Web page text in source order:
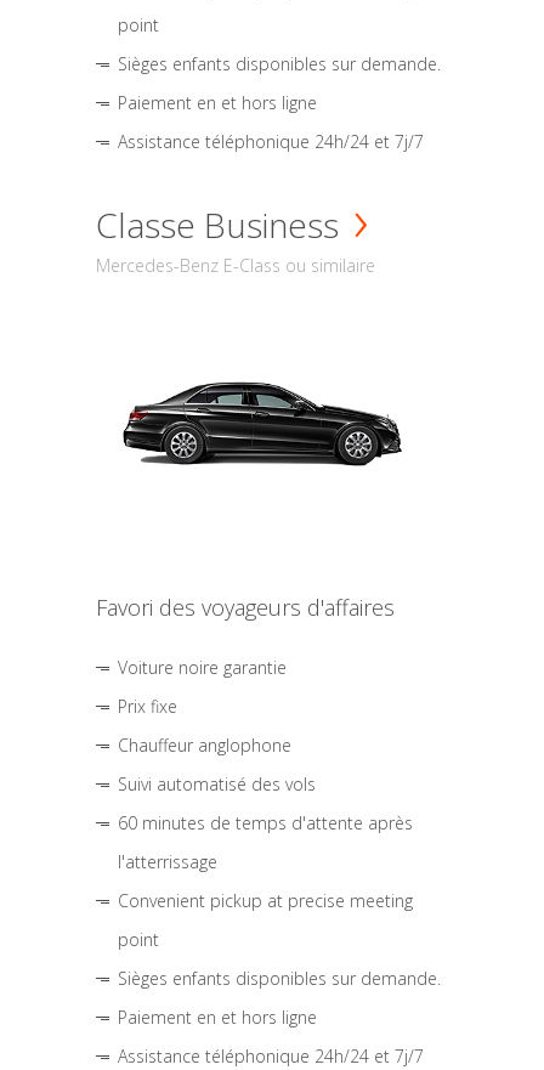
point
Sièges enfants disponibles sur demande.
Paiement en et hors ligne
Assistance téléphonique 24h/24 et 7j/7
Classe Business
Mercedes-Benz E-Class ou similaire
Favori des voyageurs d'affaires
Voiture noire garantie
Prix fixe
Chauffeur anglophone
Suivi automatisé des vols
60 minutes de temps d'attente après
l'atterrissage
Convenient pickup at precise meeting
point
Sièges enfants disponibles sur demande.
Paiement en et hors ligne
Assistance téléphonique 24h/24 et 7j/7